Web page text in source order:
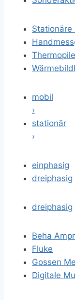
Stationäre
mobil
›
stationär
›
einphasig
dreiphasig
dreiphasig
Beha
Fluke
Gossen
Digitale